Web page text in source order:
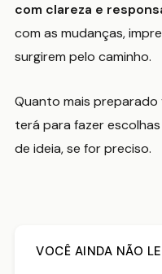
com clareza e
com as mudanças,
surgirem pelo caminho.
Quanto mais preparado
terá para fazer
de ideia, se for preciso.
VOCÊ AINDA NÃO